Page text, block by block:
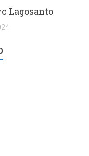
Lagosanto